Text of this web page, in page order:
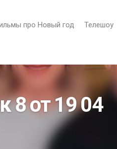
про Новый год Телешоу
8 от 19 04